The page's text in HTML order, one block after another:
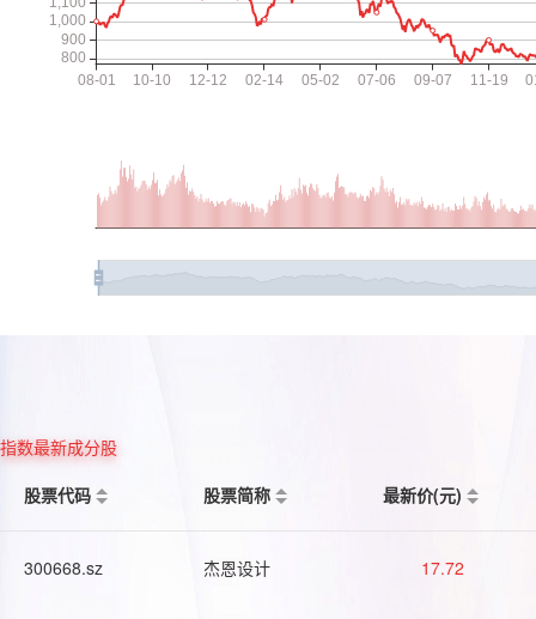
指数最新成分股
股票代码
股票简称 最新价(元)
300668.sz 杰恩设计 17.72